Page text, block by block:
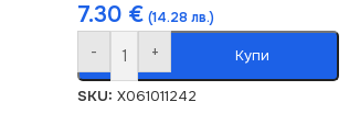
7.30 € (14.28 лв.)
- + Купи
SKU: X061011242